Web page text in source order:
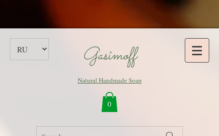
Gasimoff
Natural Handmade Soap
0